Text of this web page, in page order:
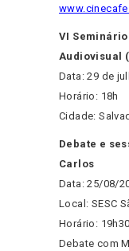
VI
Audiovisual
Data: 29 de
Horário: 18h
Cidade:
Debate e
Carlos
Data: 25/08/
Local: SESC
Horário: 19h30
Debate com